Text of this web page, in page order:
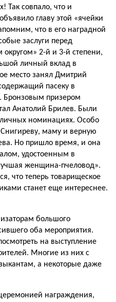
Так совпало, что и
главу этой «ячейки
что в его наградной
заслуги перед
2-й и 3-й степени,
личный вклад в
место занял Дмитрий
пасеку в
призером
Анатолий Брилев. Были
номинациях. Особо
Снигиреву, маму и верную
Но пришло время, и она
удостоенным в
женщина-пчеловод».
что теперь товарищеское
станет еще интереснее.
большого
оба мероприятия.
на выступление
Многие из них с
а некоторые даже
награждения,